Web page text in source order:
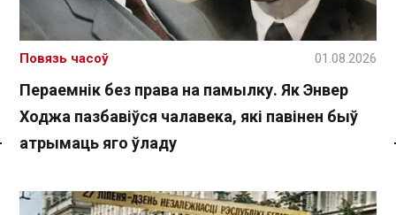
Пераемнік без права на памылку. Як Энвер
Ходжа пазбавіўся чалавека, які павінен быў
атрымаць яго ўладу
Повязь часоў 01.08.2026